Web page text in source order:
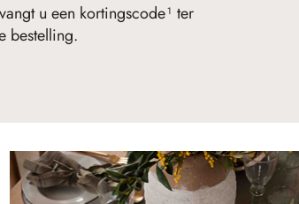
u een kortingscode¹ ter
bestelling.